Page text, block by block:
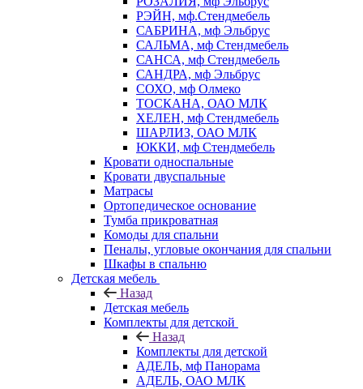
РЭЙН, мф.Стендмебель
САБРИНА, мф Эльбрус
САЛЬМА, мф Стендмебель
САНСА, мф Стендмебель
САНДРА, мф Эльбрус
СОХО, мф Олмеко
ТОСКАНА, ОАО МЛК
ХЕЛЕН, мф Стендмебель
ШАРЛИЗ, ОАО МЛК
ЮККИ, мф Стендмебель
Кровати односпальные
Кровати двуспальные
Матрасы
Ортопедическое основание
Тумба прикроватная
Комоды для спальни
Пеналы, угловые окончания для спальни
Шкафы в спальню
Детская мебель
Назад
Детская мебель
Комплекты для детской
Назад
Комплекты для детской
АДЕЛЬ, мф Панорама
АДЕЛЬ, ОАО МЛК